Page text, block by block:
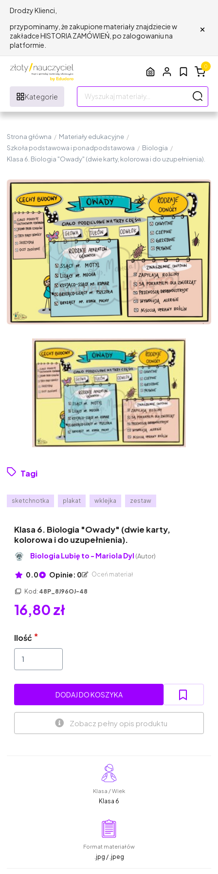
Drodzy Klienci,
przypominamy, że zakupione materiały znajdziecie w
zakładce HISTORIA ZAMÓWIEŃ, po zalogowaniu na
platformie.
×
Kategorie
0
Strona główna / Materiały edukacyjne /
Szkoła podstawowa i ponadpodstawowa / Biologia /
Klasa 6. Biologia "Owady" (dwie karty, kolorowa i do uzupełnienia).
Tagi
sketchnotka plakat wklejka zestaw
Klasa 6. Biologia "Owady" (dwie karty,
kolorowa i do uzupełnienia).
Biologia Lubię to - Mariola Dyl (Autor)
0.0 Opinie: 0 Oceń materiał
Kod: 48P_8J96OJ-48
16,80 zł
Ilość
DODAJ DO KOSZYKA
Zobacz pełny opis produktu
Klasa / Wiek
Klasa 6
Format materiałów
.jpg / .jpeg